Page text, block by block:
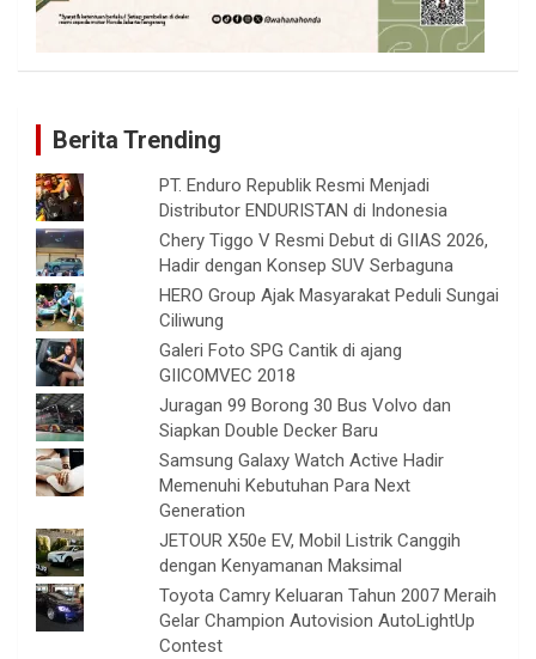
Berita Trending
PT. Enduro Republik Resmi Menjadi
Distributor ENDURISTAN di Indonesia
Chery Tiggo V Resmi Debut di GIIAS 2026,
Hadir dengan Konsep SUV Serbaguna
HERO Group Ajak Masyarakat Peduli Sungai
Ciliwung
Galeri Foto SPG Cantik di ajang
GIICOMVEC 2018
Juragan 99 Borong 30 Bus Volvo dan
Siapkan Double Decker Baru
Samsung Galaxy Watch Active Hadir
Memenuhi Kebutuhan Para Next
Generation
JETOUR X50e EV, Mobil Listrik Canggih
dengan Kenyamanan Maksimal
Toyota Camry Keluaran Tahun 2007 Meraih
Gelar Champion Autovision AutoLightUp
Contest